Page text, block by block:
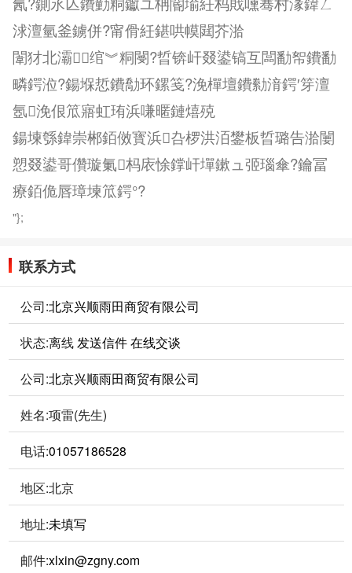
浗澶氫釜鐪併?甯傦紝鍖哄幙閮芥湁
闈犲北灞绾︾粡閿?晢锛屽叕鍙镐互闆勫帤鐨勫
疄鍔涖?鍚堢悊鐨勪环鏍笺?浼樿壇鐨勬湇鍔′笌澶
氬浼佷笟寤虹珛浜嗛暱鏈熺殑
鍚堜綔鍏崇郴銆傚寳浜叴椤洪洦鐢板晢璐告湁闄
愬叕鍙哥儹璇氭杩庡悇鐣屽墠鏉ュ弬瑙傘?鑰冨
療銆佹唇璋堜笟鍔°?
"};
联系方式
公司:北京兴顺雨田商贸有限公司
状态:离线 发送信件在线交谈
公司:北京兴顺雨田商贸有限公司
姓名:项雷(先生)
电话:01057186528
地区:北京
地址:未填写
邮件:xlxin@zgny.com